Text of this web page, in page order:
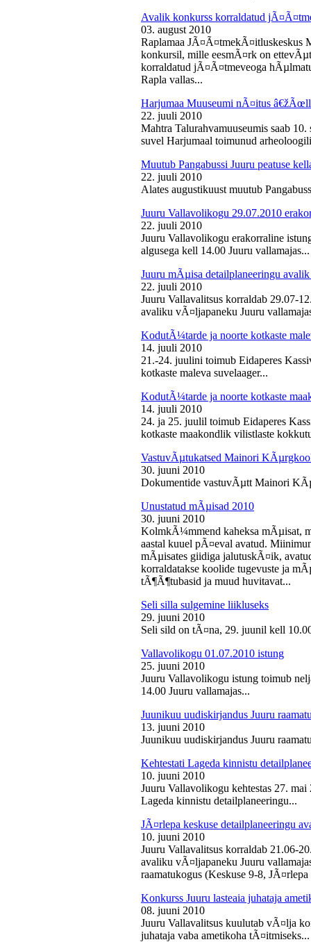
Avalik konkurss korraldatud
03. august 2010
Raplamaa JÃ¤Ã¤tmekÃ¤itluskeskus
konkursil, mille eesmÃ¤rk on
korraldatud jÃ¤Ã¤tmeveoga
Rapla vallas...
Harjumaa Muuseumi nÃ¤itus
22. juuli 2010
Mahtra Talurahvamuuseumis saab
suvel Harjumaal toimunud
Muutub Pangabussi Juuru peatuse
22. juuli 2010
Alates augustikuust muutub
Juuru Vallavolikogu 29.07.2010
22. juuli 2010
Juuru Vallavolikogu erakorraline
algusega kell 14.00 Juuru vallamajas...
Juuru mÃµisa detailplaneeringu
22. juuli 2010
Juuru Vallavalitsus korraldab 29.07-
avaliku vÃ¤ljapaneku Juuru
KodutÃ¼tarde ja noorte kotkaste
14. juuli 2010
21.-24. juulini toimub Eidaperes
kotkaste maleva suvelaager...
KodutÃ¼tarde ja noorte kotkaste
14. juuli 2010
24. ja 25. juulil toimub Eidaperes
kotkaste maakondlik vilistlaste
VastuvÃµtukatsed Mainori
30. juuni 2010
Dokumentide vastuvÃµtt Mainori
Unustatud mÃµisad 2010
30. juuni 2010
KolmkÃ¼mmend kaheksa mÃµisat,
aastal kuuel pÃ¤eval avatud.
mÃµisates giidiga jalutuskÃ¤ik,
korraldatakse koolide tugevuste ja
tÃ¶Ã¶tubasid ja muud huvitavat...
Seli silla sulgemine liikluseks
29. juuni 2010
Seli sild on tÃ¤na, 29. juunil kell
Vallavolikogu 01.07.2010 istung
25. juuni 2010
Juuru Vallavolikogu istung toimub
14.00 Juuru vallamajas...
Juunikuu uudiskirjandus Juuru
13. juuni 2010
Juunikuu uudiskirjandus Juuru
Kehtestati Lageda kinnistu
10. juuni 2010
Juuru Vallavolikogu kehtestas 27.
Lageda kinnistu detailplaneeringu...
JÃ¤rlepa keskuse detailplaneeringu
10. juuni 2010
Juuru Vallavalitsus korraldab 21.06-
avaliku vÃ¤ljapaneku Juuru
raamatukogus (Keskuse 9-8,
Konkurss Juuru lasteaia juhataja
08. juuni 2010
Juuru Vallavalitsus kuulutab vÃ¤lja
juhataja vaba ametikoha tÃ¤itmiseks...